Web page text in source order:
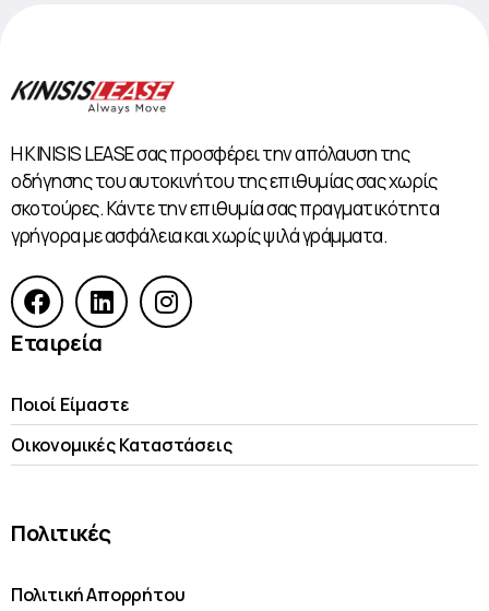
Η KINISIS LEASE σας προσφέρει την απόλαυση της
οδήγησης του αυτοκινήτου της επιθυμίας σας χωρίς
σκοτούρες. Κάντε την επιθυμία σας πραγματικότητα
γρήγορα με ασφάλεια και χωρίς ψιλά γράμματα.
Εταιρεία
Ποιοί Είμαστε
Οικονομικές Kαταστάσεις
Πολιτικές
Πολιτική Απορρήτου